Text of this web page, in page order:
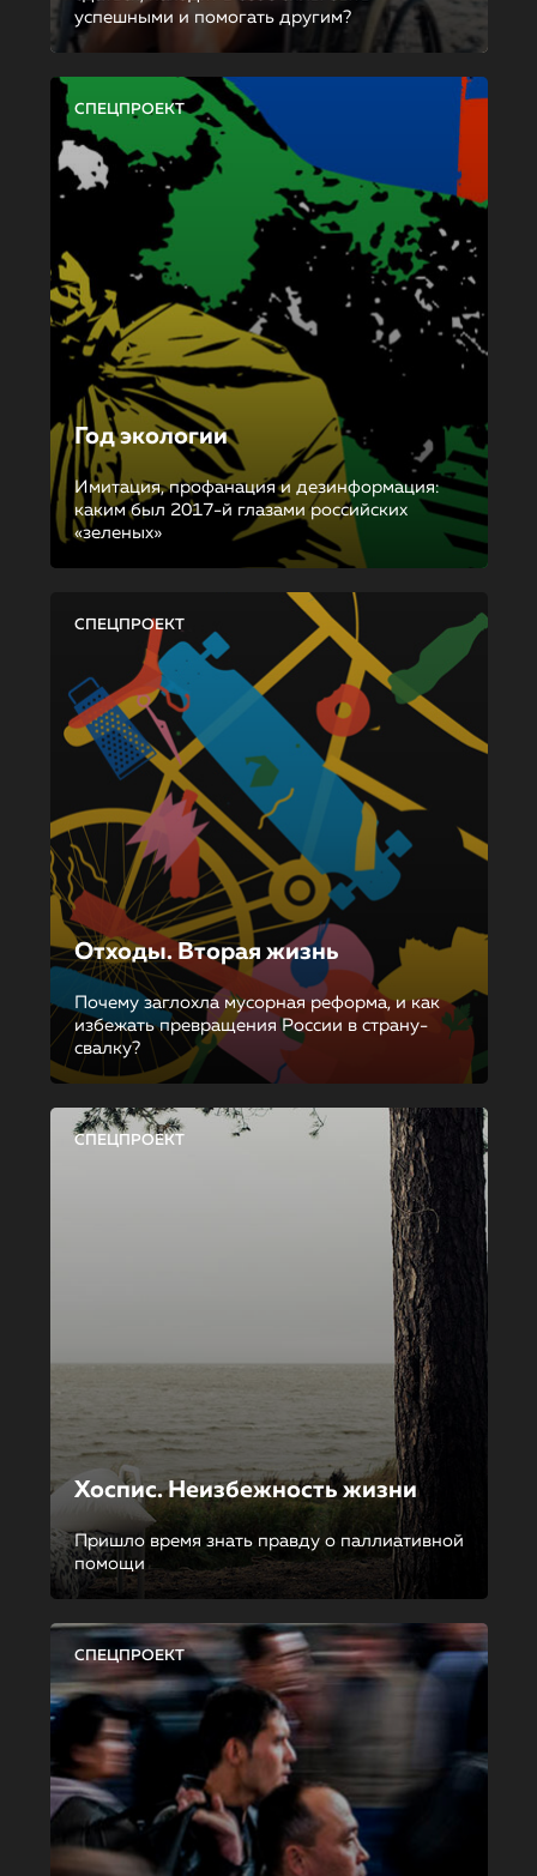
успешными и помогать другим?
СПЕЦПРОЕКТ
Год экологии
Имитация, профанация и дезинформация:
каким был 2017-й глазами российских
«зеленых»
СПЕЦПРОЕКТ
Отходы. Вторая жизнь
Почему заглохла мусорная реформа, и как
избежать превращения России в страну-
свалку?
СПЕЦПРОЕКТ
Хоспис. Неизбежность жизни
Пришло время знать правду о паллиативной
помощи
СПЕЦПРОЕКТ